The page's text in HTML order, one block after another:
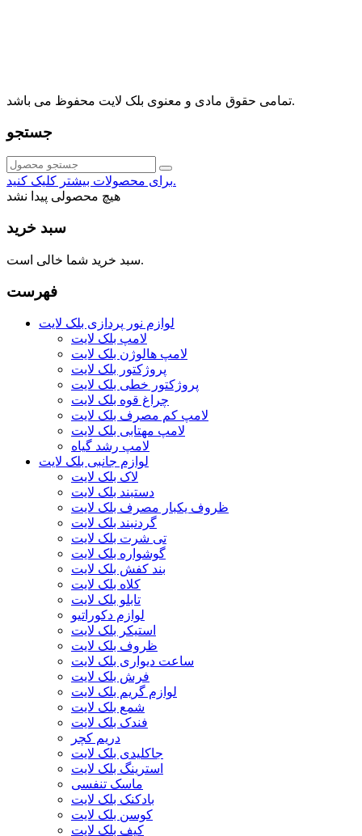
تمامی حقوق مادی و معنوی بلک لایت محفوظ می باشد.
جستجو
برای محصولات بیشتر کلیک کنید.
هیچ محصولی پیدا نشد
سبد خرید
سبد خرید شما خالی است.
فهرست
لوازم نور پردازی بلک لایت
لامپ بلک لایت
لامپ هالوژن بلک لایت
پروژکتور بلک لایت
پروژکتور خطی بلک لایت
چراغ قوه بلک لایت
لامپ کم مصرف بلک لایت
لامپ مهتابی بلک لایت
لامپ رشد گیاه
لوازم جانبی بلک لایت
لاک بلک لایت
دستبند بلک لایت
ظروف یکبار مصرف بلک لایت
گردنبند بلک لایت
تی شرت بلک لایت
گوشواره بلک لایت
بند کفش بلک لایت
کلاه بلک لایت
تابلو بلک لایت
لوازم دکوراتیو
استیکر بلک لایت
ظروف بلک لایت
ساعت دیواری بلک لایت
فرش بلک لایت
لوازم گریم بلک لایت
شمع بلک لایت
فندک بلک لایت
دریم کچر
جاکلیدی بلک لایت
استرینگ بلک لایت
ماسک تنفسی
بادکنک بلک لایت
کوسن بلک لایت
کیف بلک لایت